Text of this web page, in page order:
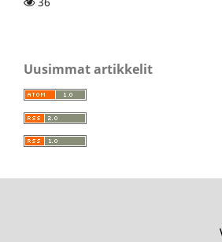
Uusimmat artikkelit